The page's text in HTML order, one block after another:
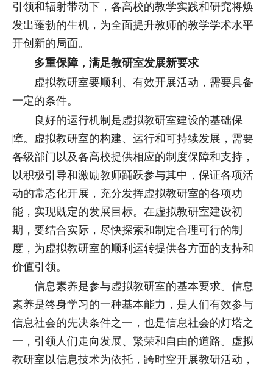
引领和辐射带动下，各高校的教学实践和研究将焕
发出蓬勃的生机，为全面提升教师的教学学术水平
开创新的局面。
多重保障，满足教研室发展新要求
虚拟教研室要顺利、有效开展活动，需要具备
一定的条件。
良好的运行机制是虚拟教研室建设的基础保
障。虚拟教研室的构建、运行和可持续发展，需要
各级部门以及各高校提供相应的制度保障和支持，
以积极引导和激励教师踊跃参与其中，保证各项活
动的常态化开展，充分发挥虚拟教研室的各项功
能，实现既定的发展目标。在虚拟教研室建设初
期，要结合实际，尽快探索和制定合理可行的制
度，为虚拟教研室的顺利运转提供各方面的支持和
价值引领。
信息素养是参与虚拟教研室的基本要求。信息
素养是终身学习的一种基本能力，是人们有效参与
信息社会的先决条件之一，也是信息社会的灯塔之
一，引领人们走向发展、繁荣和自由的道路。虚拟
教研室以信息技术为依托，跨时空开展教研活动，